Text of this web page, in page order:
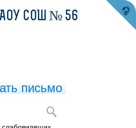
просвещение
СОШ № 56
письмо